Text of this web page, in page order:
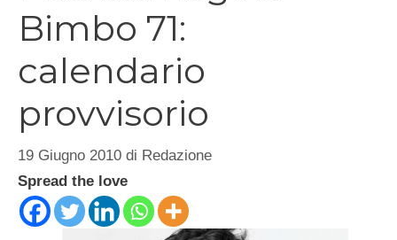
Bimbo 71:
calendario
provvisorio
19 Giugno 2010 di Redazione
Spread the love